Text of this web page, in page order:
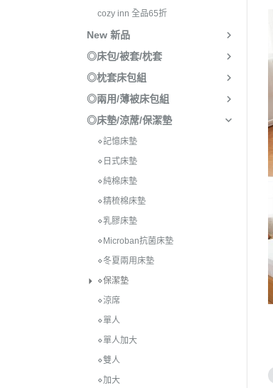
cozy inn 全品65折
New 新品
◎床包/被套/枕套
◎枕套床包組
◎兩用/薄被床包組
◎床墊/涼蓆/保潔墊
⋄記憶床墊
⋄日式床墊
⋄純棉床墊
⋄精梳棉床墊
⋄乳膠床墊
⋄Microban抗菌床墊
⋄冬夏兩用床墊
⋄保潔墊
⋄涼席
⋄單人
⋄單人加大
⋄雙人
⋄加大